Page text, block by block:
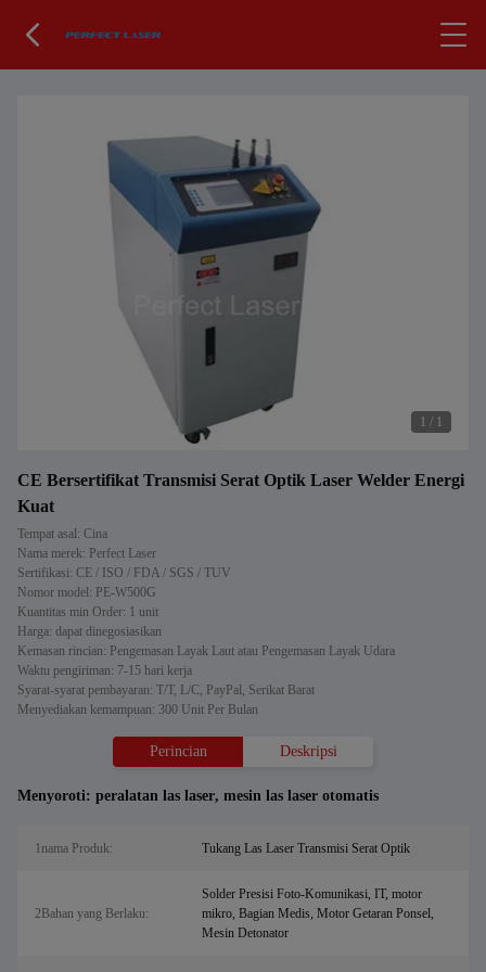
1 / 1
CE Bersertifikat Transmisi Serat Optik Laser Welder Energi
Kuat
Tempat asal: Cina
Nama merek: Perfect Laser
Sertifikasi: CE / ISO / FDA / SGS / TUV
Nomor model: PE-W500G
Kuantitas min Order: 1 unit
Harga: dapat dinegosiasikan
Kemasan rincian: Pengemasan Layak Laut atau Pengemasan Layak Udara
Waktu pengiriman: 7-15 hari kerja
Syarat-syarat pembayaran: T/T, L/C, PayPal, Serikat Barat
Menyediakan kemampuan: 300 Unit Per Bulan
Perincian Deskripsi
Menyoroti: peralatan las laser, mesin las laser otomatis
1nama Produk: Tukang Las Laser Transmisi Serat Optik
2Bahan yang Berlaku:
Solder Presisi Foto-Komunikasi, IT, motor
mikro, Bagian Medis, Motor Getaran Ponsel,
Mesin Detonator